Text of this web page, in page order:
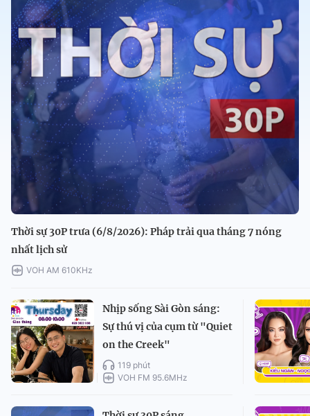
Thời sự 30P trưa (6/8/2026): Pháp trải qua tháng 7 nóng
nhất lịch sử
VOH AM 610KHz
Nhịp sống Sài Gòn sáng:
Sự thú vị của cụm từ "Quiet
on the Creek"
119 phút
VOH FM 95.6MHz